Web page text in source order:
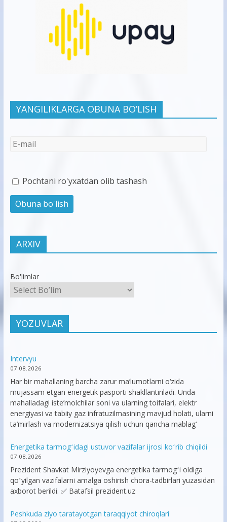
YANGILIKLARGA OBUNA BO’LISH
Pochtani ro'yxatdan olib tashash
ARXIV
Bo'limlar
YOZUVLAR
Intervyu
07.08.2026
Har bir mahallaning barcha zarur ma’lumotlarni o‘zida
mujassam etgan energetik pasporti shakllantiriladi. Unda
mahalladagi iste’molchilar soni va ularning toifalari, elektr
energiyasi va tabiiy gaz infratuzilmasining mavjud holati, ularni
ta’mirlash va modernizatsiya qilish uchun qancha mablag‘
Energetika tarmogʻidagi ustuvor vazifalar ijrosi koʻrib chiqildi
07.08.2026
Prezident Shavkat Mirziyoyevga energetika tarmogʻi oldiga
qoʻyilgan vazifalarni amalga oshirish chora-tadbirlari yuzasidan
axborot berildi. ✅ Batafsil prezident.uz
Peshkuda ziyo taratayotgan taraqqiyot chiroqlari